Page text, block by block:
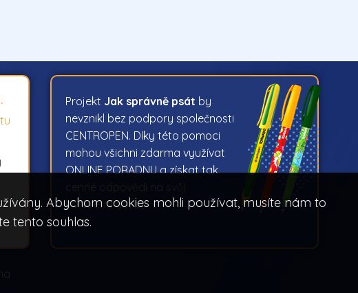
Projekt Jak správně psát by
nevznikl bez podpory společnosti
CENTROPEN. Díky této pomoci
mohou všichni zdarma využívat
ONLINE PORADNU a získat tak
konkrétní dotaz.
Abychom cookies mohli používat, musíte nám to
tento souhlas.